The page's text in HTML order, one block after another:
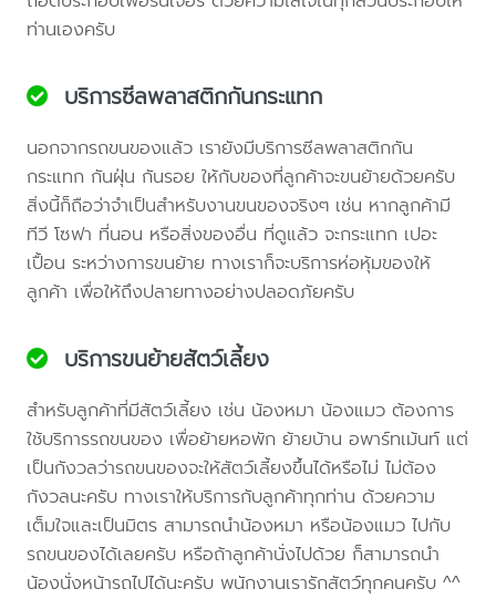
ท่านเองครับ
บริการซีลพลาสติกกันกระแทก
นอกจากรถขนของแล้ว เรายังมีบริการซีลพลาสติกกัน
กระแทก กันฝุ่น กันรอย ให้กับของที่ลูกค้าจะขนย้ายด้วยครับ
สิ่งนี้ก็ถือว่าจำเป็นสำหรับงานขนของจริงๆ เช่น หากลูกค้ามี
ทีวี โซฟา ที่นอน หรือสิ่งของอื่น ที่ดูแล้ว จะกระแทก เปอะ
เปื้อน ระหว่างการขนย้าย ทางเราก็จะบริการห่อหุ้มของให้
ลูกค้า เพื่อให้ถึงปลายทางอย่างปลอดภัยครับ
บริการขนย้ายสัตว์เลี้ยง
สำหรับลูกค้าที่มีสัตว์เลี้ยง เช่น น้องหมา น้องแมว ต้องการ
ใช้บริการรถขนของ เพื่อย้ายหอพัก ย้ายบ้าน อพาร์ทเม้นท์ แต่
เป็นกังวลว่ารถขนของจะให้สัตว์เลี้ยงขึ้นได้หรือไม่ ไม่ต้อง
กังวลนะครับ ทางเราให้บริการกับลูกค้าทุกท่าน ด้วยความ
เต็มใจและเป็นมิตร สามารถนำน้องหมา หรือน้องแมว ไปกับ
รถขนของได้เลยครับ หรือถ้าลูกค้านั่งไปด้วย ก็สามารถนำ
น้องนั่งหน้ารถไปได้นะครับ พนักงานเรารักสัตว์ทุกคนครับ ^^